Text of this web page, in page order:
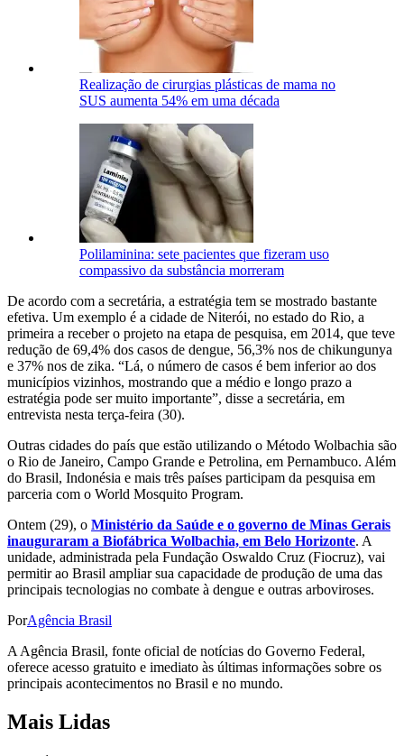
Realização de cirurgias plásticas de mama no
SUS aumenta 54% em uma década
Polilaminina: sete pacientes que fizeram uso
compassivo da substância morreram
De acordo com a secretária, a estratégia tem se mostrado bastante
efetiva. Um exemplo é a cidade de Niterói, no estado do Rio, a
primeira a receber o projeto na etapa de pesquisa, em 2014, que teve
redução de 69,4% dos casos de dengue, 56,3% nos de chikungunya
e 37% nos de zika. “Lá, o número de casos é bem inferior ao dos
municípios vizinhos, mostrando que a médio e longo prazo a
estratégia pode ser muito importante”, disse a secretária, em
entrevista nesta terça-feira (30).
Outras cidades do país que estão utilizando o Método Wolbachia são
o Rio de Janeiro, Campo Grande e Petrolina, em Pernambuco. Além
do Brasil, Indonésia e mais três países participam da pesquisa em
parceria com o World Mosquito Program.
Ontem (29), o Ministério da Saúde e o governo de Minas Gerais
inauguraram a Biofábrica Wolbachia, em Belo Horizonte. A
unidade, administrada pela Fundação Oswaldo Cruz (Fiocruz), vai
permitir ao Brasil ampliar sua capacidade de produção de uma das
principais tecnologias no combate à dengue e outras arboviroses.
PorAgência Brasil
A Agência Brasil, fonte oficial de notícias do Governo Federal,
oferece acesso gratuito e imediato às últimas informações sobre os
principais acontecimentos no Brasil e no mundo.
Mais Lidas